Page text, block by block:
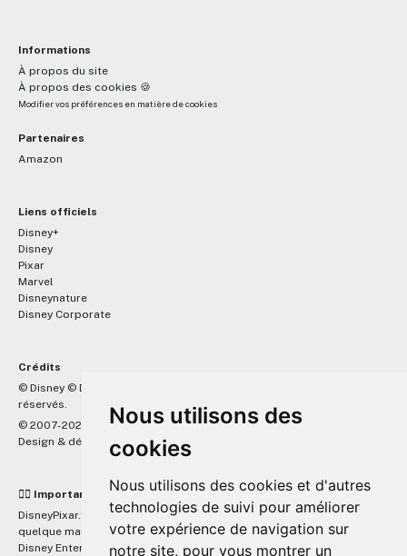
Nous utilisons des
cookies
Nous utilisons des cookies et d'autres
technologies de suivi pour améliorer
votre expérience de navigation sur
notre site, pour vous montrer un
Informations
À propos du site
À propos des cookies 🍪
Modifier vos préférences en matière de cookies
Partenaires
Amazon
Liens officiels
Disney+
Disney
Pixar
Marvel
Disneynature
Disney Corporate
Crédits
© Disney © Disney/Pixar © &
réservés.
© 2007-2026 DisneyPixar.fr
Design & développement :MonsieurPaul
☝🏼 Important
DisneyPixar.fr est un site indépendant et n'est en aucun cas lié de
quelque manière que ce soit avec The Walt Disney Company, Pixar,
Disney Enterprises, Inc ou leurs dérivés ou associés. Toute demande